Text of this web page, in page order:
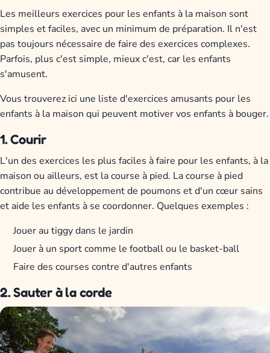
Les meilleurs exercices pour les enfants à la maison sont
simples et faciles, avec un minimum de préparation. Il n'est
pas toujours nécessaire de faire des exercices complexes.
Parfois, plus c'est simple, mieux c'est, car les enfants
s'amusent.
Vous trouverez ici une liste d'exercices amusants pour les
enfants à la maison qui peuvent motiver vos enfants à bouger.
1. Courir
L'un des exercices les plus faciles à faire pour les enfants, à la
maison ou ailleurs, est la course à pied. La course à pied
contribue au développement de poumons et d'un cœur sains
et aide les enfants à se coordonner. Quelques exemples :
Jouer au tiggy dans le jardin
Jouer à un sport comme le football ou le basket-ball
Faire des courses contre d'autres enfants
2. Sauter à la corde